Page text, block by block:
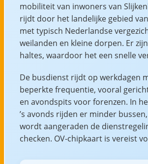
mobiliteit van inwoners van
rijdt door het landelijke gebied
met typisch Nederlandse
weilanden en kleine dorpen. Er
haltes, waardoor het een snelle
De busdienst rijdt op werkdagen
beperkte frequentie, vooral
en avondspits voor forenzen. In
’s avonds rijden er minder
wordt aangeraden de
checken. OV-chipkaart is vereist